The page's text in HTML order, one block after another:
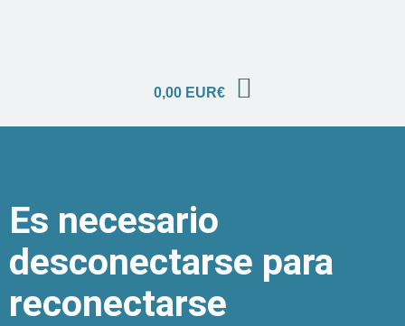
0,00 EUR€
Es necesario
desconectarse para
reconectarse